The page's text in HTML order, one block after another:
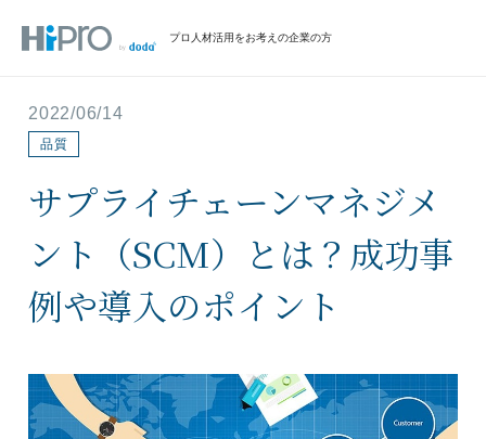
プロ人材活用をお考えの企業の方
2022/06/14
品質
サプライチェーンマネジメ
ント（SCM）とは？成功事
例や導入のポイント